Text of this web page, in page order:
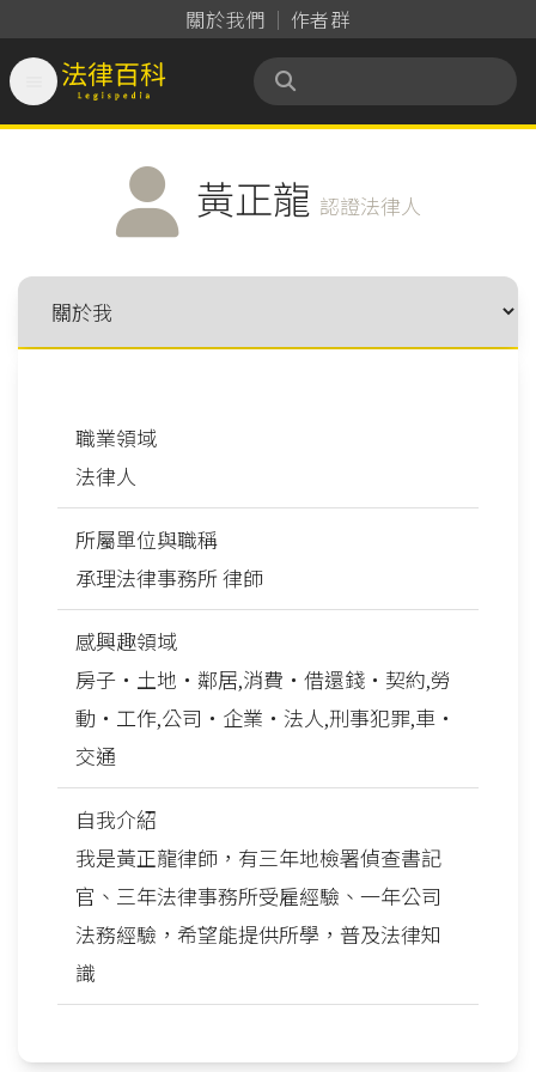
關於我們 作者群
法律百科 Legispedia
黃正龍 認證法律人
職業領域
法律人
所屬單位與職稱
承理法律事務所 律師
感興趣領域
房子‧土地‧鄰居,消費‧借還錢‧契約,勞
動‧工作,公司‧企業‧法人,刑事犯罪,車‧
交通
自我介紹
我是黃正龍律師，有三年地檢署偵查書記
官、三年法律事務所受雇經驗、一年公司
法務經驗，希望能提供所學，普及法律知
識